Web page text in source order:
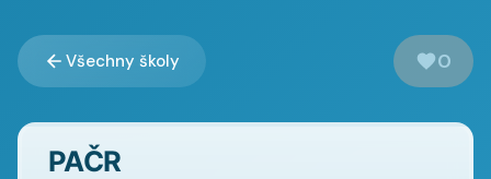
Všechny školy 0
PAČR